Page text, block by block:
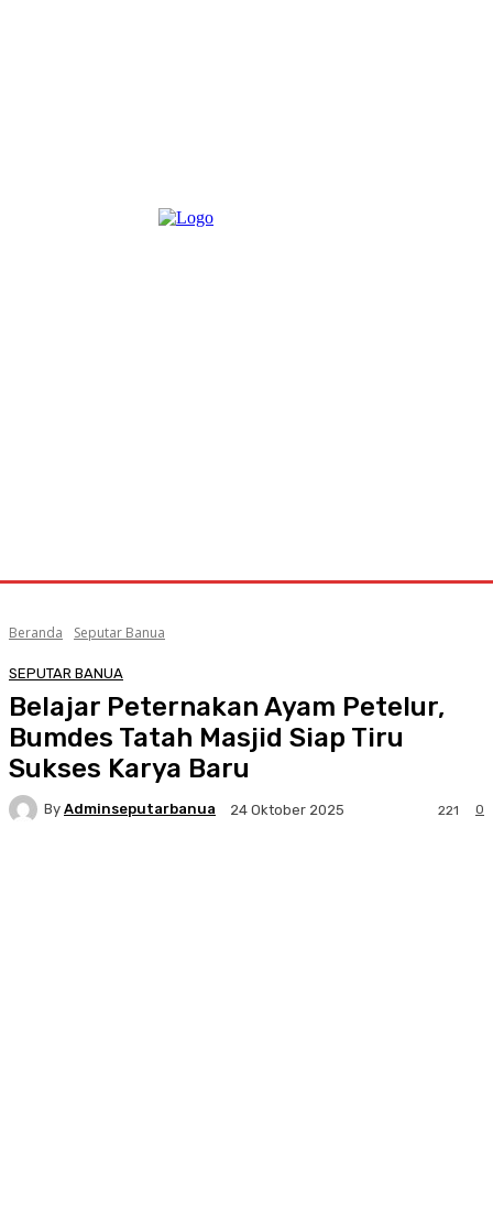
Beranda Seputar Banua
SEPUTAR BANUA
Belajar Peternakan Ayam Petelur,
Bumdes Tatah Masjid Siap Tiru
Sukses Karya Baru
By Adminseputarbanua 24 Oktober 2025 0
221